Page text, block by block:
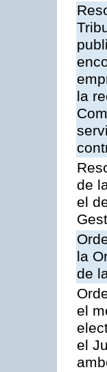
la
de
el
la
de
el
el